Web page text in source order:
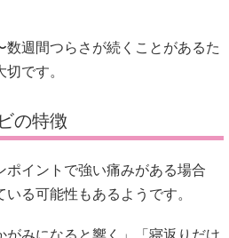
数週間つらさが続くことがあるた
です。
の特徴
ポイントで強い痛みがある場合
る可能性もあるようです。
がみになると響く」「寝返りだけ